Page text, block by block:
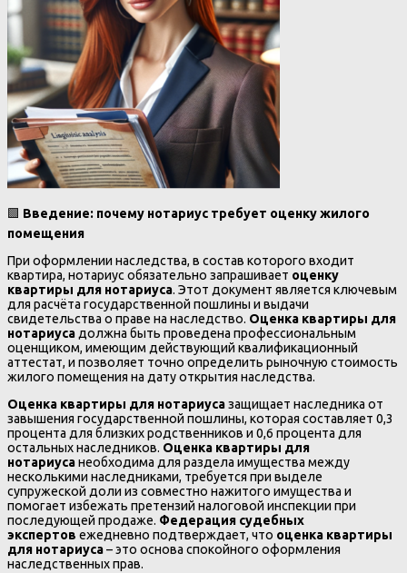
🟩 Введение: почему нотариус требует оценку жилого
помещения
При оформлении наследства, в состав которого входит
квартира, нотариус обязательно запрашивает оценку
квартиры для нотариуса. Этот документ является ключевым
для расчёта государственной пошлины и выдачи
свидетельства о праве на наследство. Оценка квартиры для
нотариуса должна быть проведена профессиональным
оценщиком, имеющим действующий квалификационный
аттестат, и позволяет точно определить рыночную стоимость
жилого помещения на дату открытия наследства.
Оценка квартиры для нотариусазащищает наследника от
завышения государственной пошлины, которая составляет 0,3
процента для близких родственников и 0,6 процента для
остальных наследников. Оценка квартиры для
нотариусанеобходима для раздела имущества между
несколькими наследниками, требуется при выделе
супружеской доли из совместно нажитого имущества и
помогает избежать претензий налоговой инспекции при
последующей продаже. Федерация судебных
экспертов ежедневно подтверждает, что оценка квартиры
для нотариуса– это основа спокойного оформления
наследственных прав.